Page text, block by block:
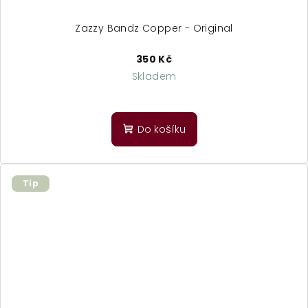
Zazzy Bandz Copper - Original
350 Kč
Skladem
Do košíku
Tip